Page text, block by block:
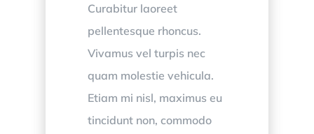
Curabitur laoreet
pellentesque rhoncus.
Vivamus vel turpis nec
quam molestie vehicula.
Etiam mi nisl, maximus eu
tincidunt non, commodo